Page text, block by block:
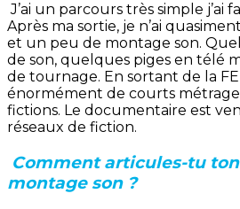
J’ai un parcours très simple j’ai
Après ma sortie, je n’ai
et un peu de montage son.
de son, quelques piges en télé
de tournage. En sortant de la
énormément de courts
fictions. Le documentaire est
réseaux de fiction.
Comment articules-tu
montage son ?